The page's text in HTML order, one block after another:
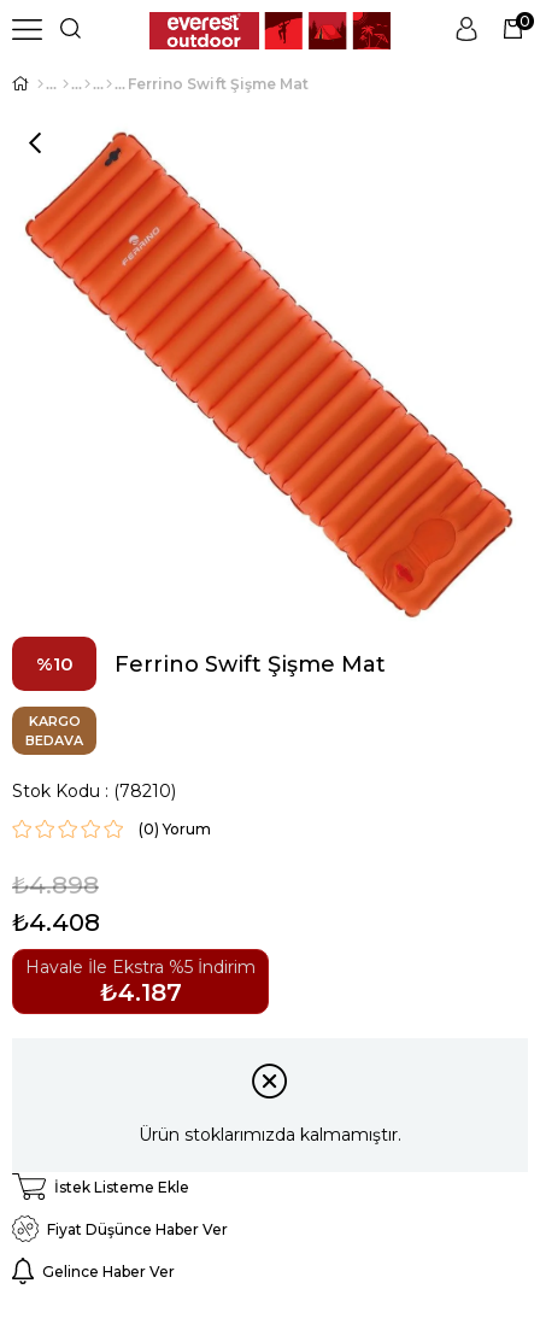
Üye Girişi Üye Ol
0
Ferrino Swift Şişme Mat
10 Ferrino Swift Şişme Mat
KARGO
BEDAVA
Stok Kodu (78210)
(0)
₺4.898
₺4.408
Havale İle Ekstra %5 İndirim
₺4.187
Ürün stoklarımızda kalmamıştır.
İstek Listeme Ekle
Fiyat Düşünce Haber Ver
Gelince Haber Ver